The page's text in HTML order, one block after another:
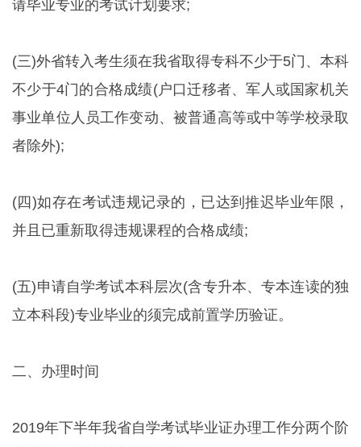
请毕业专业的考试计划要求;
(三)外省转入考生须在我省取得专科不少于5门、本科
不少于4门的合格成绩(户口迁移者、军人或国家机关
事业单位人员工作变动、被普通高等或中等学校录取
者除外);
(四)如存在考试违规记录的，已达到推迟毕业年限，
并且已重新取得违规课程的合格成绩;
(五)申请自学考试本科层次(含专升本、专本连读的独
立本科段)专业毕业的须完成前置学历验证。
二、办理时间
2019年下半年我省自学考试毕业证办理工作分两个阶